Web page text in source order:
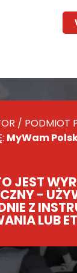
/ PODMIOT
MyWam
JEST
-
Z
LUB